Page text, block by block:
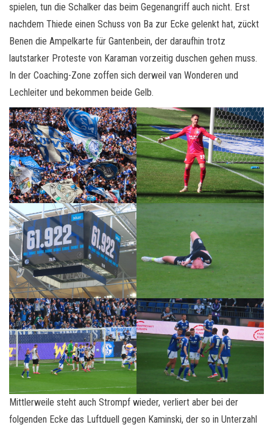
spielen, tun die Schalker das beim Gegenangriff auch nicht. Erst
nachdem Thiede einen Schuss von Ba zur Ecke gelenkt hat, zückt
Benen die Ampelkarte für Gantenbein, der daraufhin trotz
lautstarker Proteste von Karaman vorzeitig duschen gehen muss.
In der Coaching-Zone zoffen sich derweil van Wonderen und
Lechleiter und bekommen beide Gelb.
Mittlerweile steht auch Strompf wieder, verliert aber bei der
folgenden Ecke das Luftduell gegen Kaminski, der so in Unterzahl